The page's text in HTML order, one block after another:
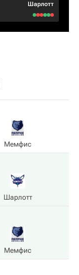
Шарлотт
Мемфис
Шарлотт
Мемфис